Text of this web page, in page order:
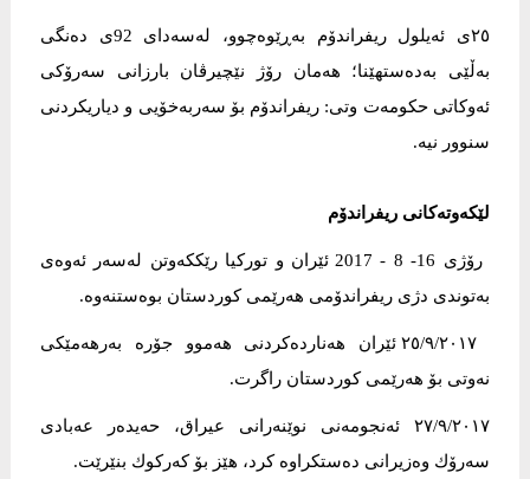
٢٥ى ئەیلول ریفراندۆم بەڕێوەچوو، له‌سه‌دای 92ی ده‌نگی
به‌ڵێی به‌ده‌ستهێنا؛ هەمان رۆژ نێچیرڤان بارزانى سەرۆکى
ئەوکاتى حکومەت وتی: ریفراندۆم بۆ سەربەخۆیى و دیاریکردنى
سنوور نیە.
لێکەوتەکانى ریفراندۆم
رۆژی 16- 8 - 2017 ئێران و توركیا رێکكەوتن لەسەر ئەوەی
بەتوندی دژی ریفراندۆمی هەرێمی كوردستان بوەستنەوە.
٢٥/٩/٢٠١٧ ئێران هەناردەكردنی هەموو جۆرە بەرهەمێكی
نەوتی بۆ هەرێمی كوردستان راگرت.
٢٧/٩/٢٠١٧ ئەنجومەنی نوێنەرانی عیراق، حەیدەر عەبادى
سەرۆك وەزیرانی دەستكراوە كرد، هێز بۆ كەركوك بنێرێت.